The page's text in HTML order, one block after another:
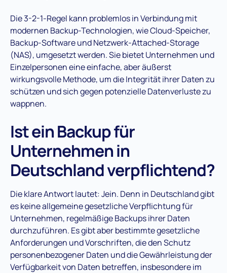
Die 3-2-1-Regel kann problemlos in Verbindung mit
modernen Backup-Technologien, wie Cloud-Speicher,
Backup-Software und Netzwerk-Attached-Storage
(NAS), umgesetzt werden. Sie bietet Unternehmen und
Einzelpersonen eine einfache, aber äußerst
wirkungsvolle Methode, um die Integrität ihrer Daten zu
schützen und sich gegen potenzielle Datenverluste zu
wappnen.
Ist ein Backup für
Unternehmen in
Deutschland verpflichtend?
Die klare Antwort lautet: Jein. Denn in Deutschland gibt
es keine allgemeine gesetzliche Verpflichtung für
Unternehmen, regelmäßige Backups ihrer Daten
durchzuführen. Es gibt aber bestimmte gesetzliche
Anforderungen und Vorschriften, die den Schutz
personenbezogener Daten und die Gewährleistung der
Verfügbarkeit von Daten betreffen, insbesondere im